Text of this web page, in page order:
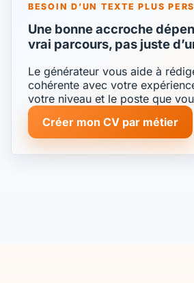
BESOIN D’UN TEXTE PLUS
Une bonne accroche
vrai parcours, pas juste
Le générateur vous aide à
cohérente avec votre
votre niveau et le poste que
Créer mon CV par métier